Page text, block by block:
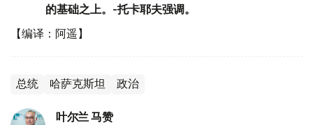
的基础之上。-托卡耶夫强调。
【编译：阿遥】
总统 哈萨克斯坦 政治
叶尔兰 马赞